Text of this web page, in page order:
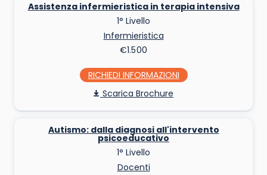
Assistenza infermieristica in terapia intensiva
1° Livello
Infermieristica
€1.500
RICHIEDI INFO
Scarica Brochure
Autismo: dalla diagnosi all'intervento
psicoeducativo
1° Livello
Docenti